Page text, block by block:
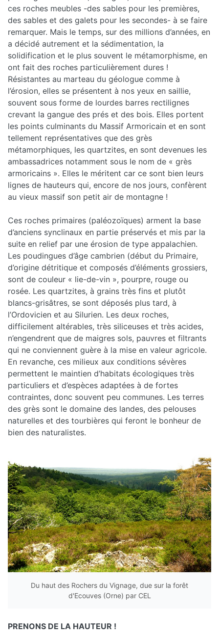
ces roches meubles -des sables pour les premières,
des sables et des galets pour les secondes- à se faire
remarquer. Mais le temps, sur des millions d’années, en
a décidé autrement et la sédimentation, la
solidification et le plus souvent le métamorphisme, en
ont fait des roches particulièrement dures !
Résistantes au marteau du géologue comme à
l’érosion, elles se présentent à nos yeux en saillie,
souvent sous forme de lourdes barres rectilignes
crevant la gangue des prés et des bois. Elles portent
les points culminants du Massif Armoricain et en sont
tellement représentatives que des grès
métamorphiques, les quartzites, en sont devenues les
ambassadrices notamment sous le nom de « grès
armoricains ». Elles le méritent car ce sont bien leurs
lignes de hauteurs qui, encore de nos jours, confèrent
au vieux massif son petit air de montagne !
Ces roches primaires (paléozoïques) arment la base
d’anciens synclinaux en partie préservés et mis par la
suite en relief par une érosion de type appalachien.
Les poudingues d’âge cambrien (début du Primaire,
d’origine détritique et composés d’éléments grossiers,
sont de couleur « lie-de-vin », pourpre, rouge ou
rosée. Les quartzites, à grains très fins et plutôt
blancs-grisâtres, se sont déposés plus tard, à
l’Ordovicien et au Silurien. Les deux roches,
difficilement altérables, très siliceuses et très acides,
n’engendrent que de maigres sols, pauvres et filtrants
qui ne conviennent guère à la mise en valeur agricole.
En revanche, ces milieux aux conditions sévères
permettent le maintien d’habitats écologiques très
particuliers et d’espèces adaptées à de fortes
contraintes, donc souvent peu communes. Les terres
des grès sont le domaine des landes, des pelouses
naturelles et des tourbières qui feront le bonheur de
bien des naturalistes.
Du haut des Rochers du Vignage, due sur la forêt
d'Ecouves (Orne) par CEL
PRENONS DE LA HAUTEUR !